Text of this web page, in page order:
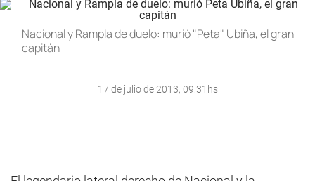
Nacional y Rampla de duelo: murió "Peta" Ubiña, el gran
capitán
17 de julio de 2013, 09:31hs